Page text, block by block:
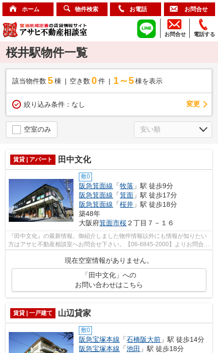
ホーム 物件検索 お電話 お問合せ
電話する
お問合せ
桜井駅物件一覧
該当物件数 5棟 空き数 0 件 1～5 棟を表示
絞り込み条件： なし 変更
空室のみ
賃貸 | アパート 田中文化
敷0
阪急箕面線 「牧落 」駅 徒歩9分
阪急箕面線 「箕面 」駅 徒歩17分
阪急箕面線 「桜井 」駅 徒歩18分
築48年
大阪府箕面市桜２丁目７－１６
『田中文化』の最新情報。御紹介しました物件情報以外にも情報が知りたい
方はアサヒ不動産相談室へお問合せ下さい。【06-6845-2000】よりお問合せ
現在空室情報がありません。
「田中文化」への
お問い合わせはこちら
賃貸 | 一戸建て 山辺貸家
敷0
阪急宝塚本線 「石橋阪大前 」駅 徒歩14分
阪急宝塚本線 「池田 」駅 徒歩18分